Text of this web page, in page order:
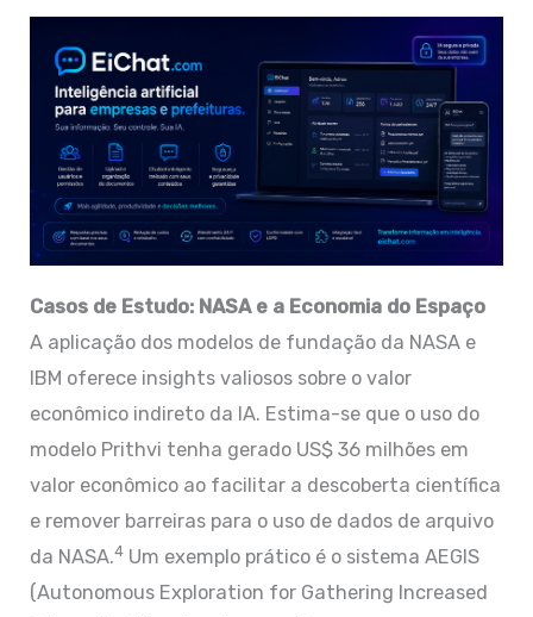
Casos de Estudo: NASA e a Economia do Espaço
A aplicação dos modelos de fundação da NASA e
IBM oferece insights valiosos sobre o valor
econômico indireto da IA. Estima-se que o uso do
modelo Prithvi tenha gerado US$ 36 milhões em
valor econômico ao facilitar a descoberta científica
e remover barreiras para o uso de dados de arquivo
da NASA.4 Um exemplo prático é o sistema AEGIS
(Autonomous Exploration for Gathering Increased